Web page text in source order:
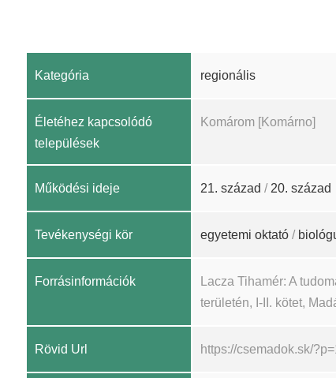
Kategória regionális
Életéhez kapcsolódó
települések
Komárom [Komárno]
Működési ideje 21. század / 20. század
Tevékenységi kör egyetemi oktató /
Forrásinformációk
Lacza Tihamér: A
területén, I-II. kötet,
Rövid Url https://csemadok.sk/